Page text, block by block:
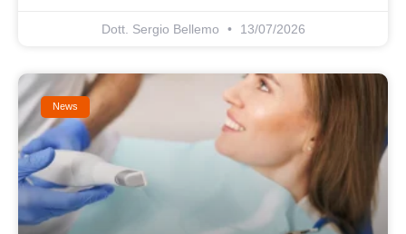
Dott. Sergio Bellemo 13/07/2026
News